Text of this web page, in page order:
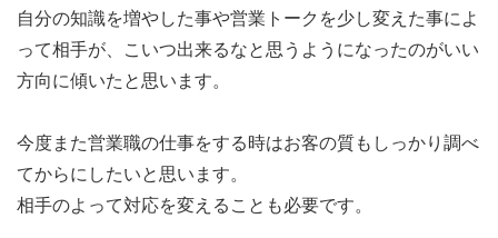
自分の知識を増やした事や営業トークを少し変えた事によ
って相手が、こいつ出来るなと思うようになったのがいい
方向に傾いたと思います。
今度また営業職の仕事をする時はお客の質もしっかり調べ
てからにしたいと思います。
相手のよって対応を変えることも必要です。